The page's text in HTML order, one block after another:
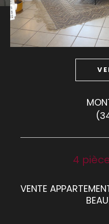
4
VENTE
Surface
Surface
Pièces
Pièces
AFFINER